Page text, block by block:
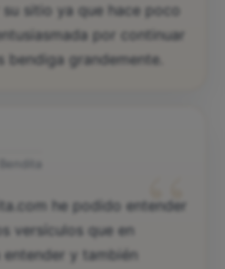
sitio ya que hace poco
por continuar
bendiga grandemente.
“
he podido entender
versículos que en
y también